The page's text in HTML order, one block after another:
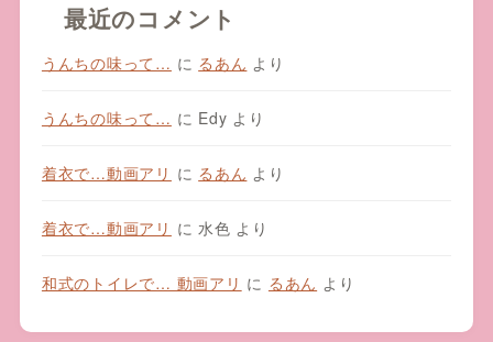
最近のコメント
うんちの味って… に るあん より
うんちの味って… に Edy より
着衣で…動画アリ に るあん より
着衣で…動画アリ に水色 より
和式のトイレで… 動画アリ に るあん より